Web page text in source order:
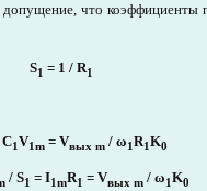
что коэффициенты
S1 = 1 / R1
C1V1m = Vвых m / ω1R1K0
/ S1 = I1mR1 = Vвых m / ω1K0